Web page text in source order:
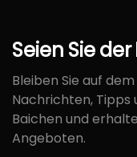
Seien Sieder
Bleiben Sie auf
Nachrichten, Tipps
Baichen und
Angeboten.